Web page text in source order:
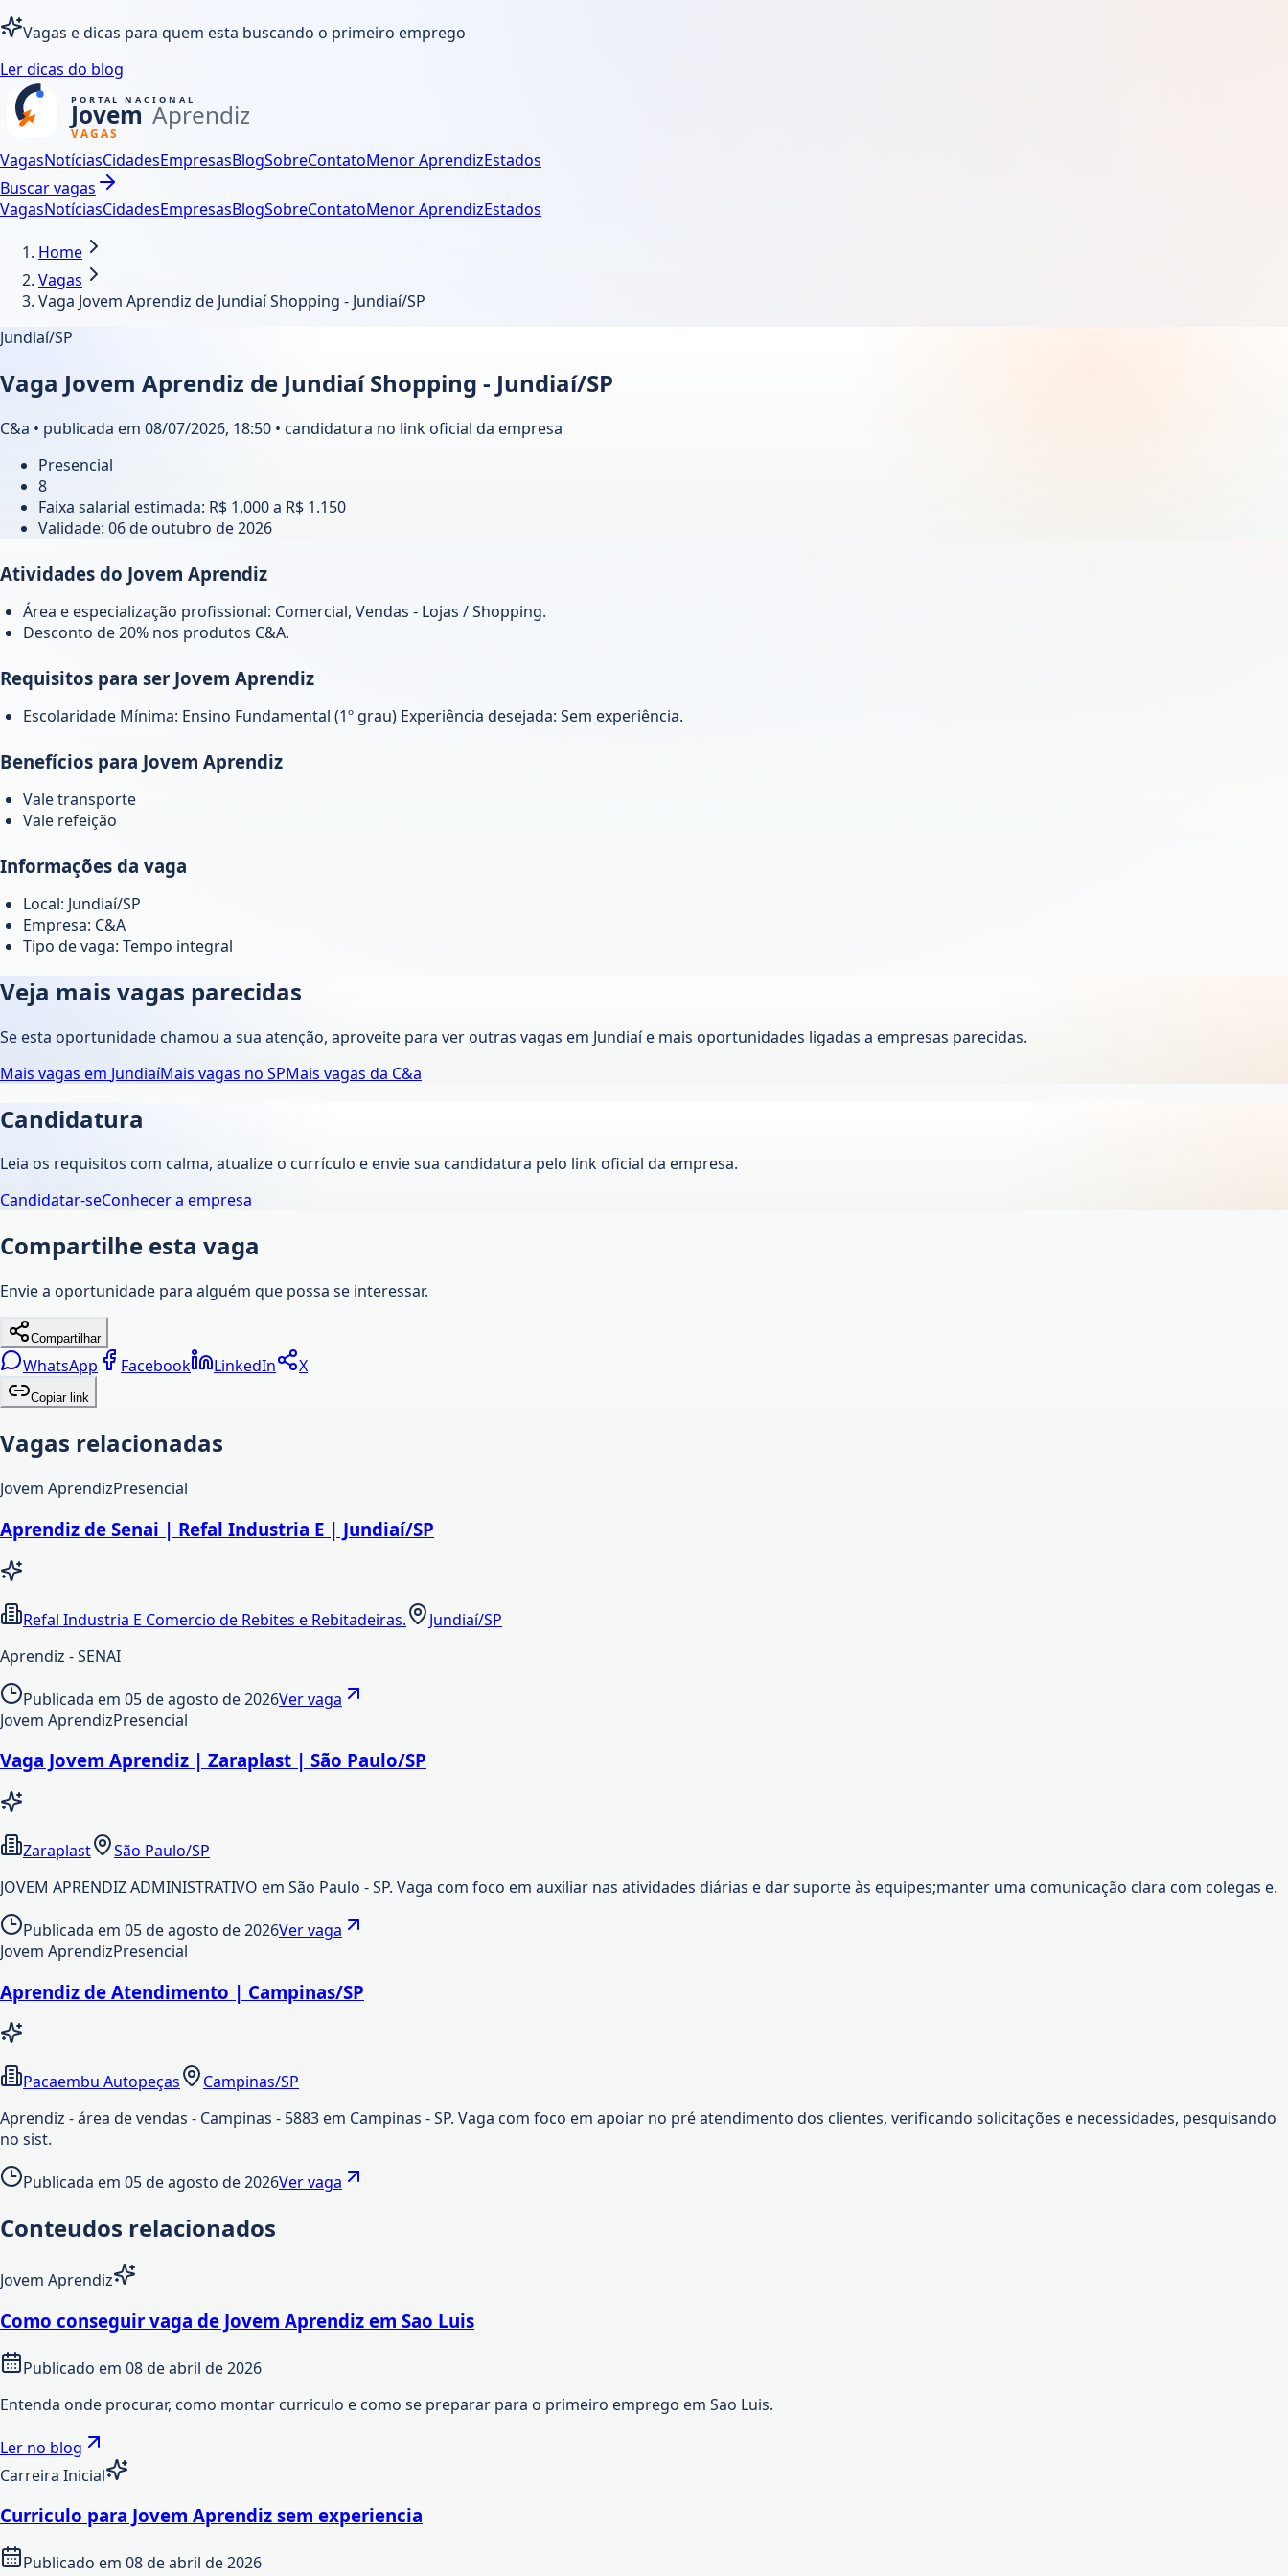
Vagas e dicas para quem esta buscando o primeiro emprego
Ler dicas do blog
VagasNotíciasCidadesEmpresasBlogSobreContatoMenor AprendizEstados
Buscar vagas
VagasNotíciasCidadesEmpresasBlogSobreContatoMenor AprendizEstados
Home
Vagas
Vaga Jovem Aprendiz de Jundiaí Shopping - Jundiaí/SP
Jundiaí/SP
Vaga Jovem Aprendiz de Jundiaí Shopping - Jundiaí/SP
C&a • publicada em 08/07/2026, 18:50 • candidatura no link oficial da empresa
Presencial
8
Faixa salarial estimada: R$ 1.000 a R$ 1.150
Validade: 06 de outubro de 2026
Atividades do Jovem Aprendiz
Área e especialização profissional: Comercial, Vendas - Lojas / Shopping.
Desconto de 20% nos produtos C&A.
Requisitos para ser Jovem Aprendiz
Escolaridade Mínima: Ensino Fundamental (1º grau) Experiência desejada: Sem experiência.
Benefícios para Jovem Aprendiz
Vale transporte
Vale refeição
Informações da vaga
Local: Jundiaí/SP
Empresa: C&A
Tipo de vaga: Tempo integral
Veja mais vagas parecidas
Se esta oportunidade chamou a sua atenção, aproveite para ver outras vagas em Jundiaíe mais oportunidades ligadas a empresas parecidas.
Mais vagas em JundiaíMais vagas no SPMais vagas da C&a
Candidatura
Leia os requisitos com calma, atualize o currículo e envie sua candidatura pelo link oficial da empresa.
Candidatar-seConhecer a empresa
Compartilhe esta vaga
Envie a oportunidade para alguém que possa se interessar.
Compartilhar
WhatsApp Facebook LinkedIn X
Copiar link
Vagas relacionadas
Jovem AprendizPresencial
Aprendiz de Senai | Refal Industria E | Jundiaí/SP
Refal Industria E Comercio de Rebites e Rebitadeiras.
Jundiaí/SP
Aprendiz - SENAI
Publicada em 05 de agosto de 2026Ver vaga
Jovem AprendizPresencial
Vaga Jovem Aprendiz | Zaraplast | São Paulo/SP
Zaraplast
São Paulo/SP
JOVEM APRENDIZ ADMINISTRATIVO em São Paulo - SP. Vaga com foco em auxiliar nas atividades diárias e dar suporte às equipes;manter uma comunicação clara com colegas e.
Publicada em 05 de agosto de 2026Ver vaga
Jovem AprendizPresencial
Aprendiz de Atendimento | Campinas/SP
Pacaembu Autopeças
Campinas/SP
Aprendiz - área de vendas - Campinas - 5883 em Campinas - SP. Vaga com foco em apoiar no pré atendimento dos clientes, verificando solicitações e necessidades, pesquisando
no sist.
Publicada em 05 de agosto de 2026Ver vaga
Conteudos relacionados
Jovem Aprendiz
Como conseguir vaga de Jovem Aprendiz em Sao Luis
Publicado em 08 de abril de 2026
Entenda onde procurar, como montar curriculo e como se preparar para o primeiro emprego em Sao Luis.
Ler no blog
Carreira Inicial
Curriculo para Jovem Aprendiz sem experiencia
Publicado em 08 de abril de 2026